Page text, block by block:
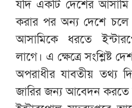
যদি একটি দেশের
করার পর অন্য দেশে
আসামিকে ধরতে
লাগে। এ ক্ষেত্রে সংশ্লিষ্ট
অপরাধীর যাবতীয় তথ্য
জারির জন্য আবেদন করতে